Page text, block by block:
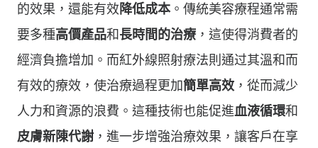
的效果，還能有效降低成本 。傳統美容療程通常需
要多種高價產品和長時間的治療，這使得消費者的
經濟負擔增加。而紅外線照射療法則通过其溫和而
有效的療效，使治療過程更加簡單高效 ，從而減少
人力和資源的浪費。這種技術也能促進血液循環和
皮膚新陳代謝 ，進一步增強治療效果，讓客戶在享